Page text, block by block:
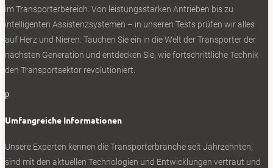
im Transporterbereich. Von leistungsstarken Antrieben bis zu
intelligenten Assistenzsystemen – in unseren Tests prüfen wir alles
auf Herz und Nieren. Tauchen Sie ein in die Welt der Transporter der
nächsten Generation und entdecken Sie, wie fortschrittliche Technik
den Transportsektor revolutioniert.
p
Umfangreiche Informationen
Unsere Experten kennen die Transporterbranche seit Jahrzehnten,
sind mit den aktuellen Technologien und Entwicklungen vertraut und